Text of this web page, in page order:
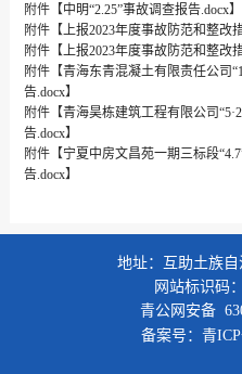
附件【中明“2.25”事故调查报告.docx】
附件【 上报2023年度事故防范和整改
附件【 上报2023年度事故防范和整改
附件【青海东青混凝土有限责任公司
告.docx】
附件【青海昊栋建筑工程有限公司
告.docx】
附件【宁夏中房文昌苑一期三标段
告.docx】
地址：互助土族
网站标识码
青公网安备
备案号： 青